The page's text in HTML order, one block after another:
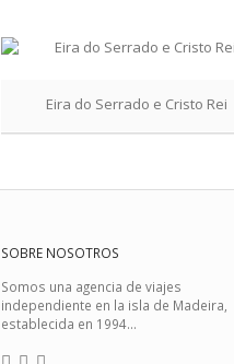
Eira do Serrado e Cristo Rei
SOBRE NOSOTROS
Somos una agencia de viajes
independiente en la isla de Madeira,
establecida en 1994...